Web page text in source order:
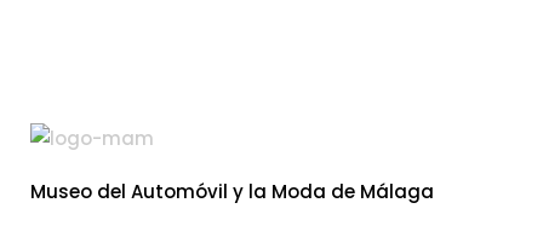
Museo del Automóvil y la Moda de Málaga